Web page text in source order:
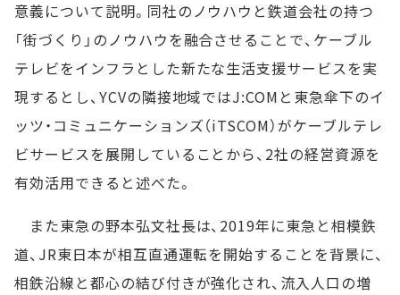
意義について説明。同社のノウハウと鉄道会社の持つ
「街づくり」のノウハウを融合させることで、ケーブル
テレビをインフラとした新たな生活支援サービスを実
現するとし、YCVの隣接地域ではJ:COMと東急傘下のイ
ッツ・コミュニケーションズ（iTSCOM）がケーブルテレ
ビサービスを展開していることから、2社の経営資源を
有効活用できると述べた。
また東急の野本弘文社長は、2019年に東急と相模鉄
道、JR東日本が相互直通運転を開始することを背景に、
相鉄沿線と都心の結び付きが強化され、流入人口の増